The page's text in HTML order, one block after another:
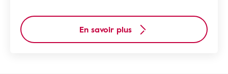
En savoir plus